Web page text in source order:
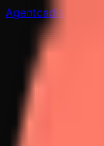
Agentcadia